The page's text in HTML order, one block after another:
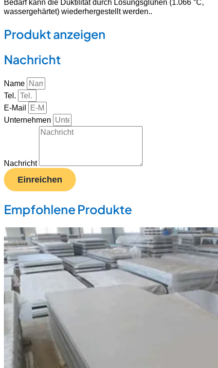
Bedarf kann die Duktilität durch Lösungsglühen (1.066 °C,
wassergehärtet) wiederhergestellt werden..
Produkt anzeigen
Nachricht
Name
Tel.
E-Mail
Unternehmen
Nachricht
Einreichen
Empfohlene Produkte